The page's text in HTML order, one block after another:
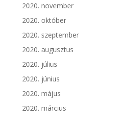
2020. november
2020. október
2020. szeptember
2020. augusztus
2020. július
2020. június
2020. május
2020. március